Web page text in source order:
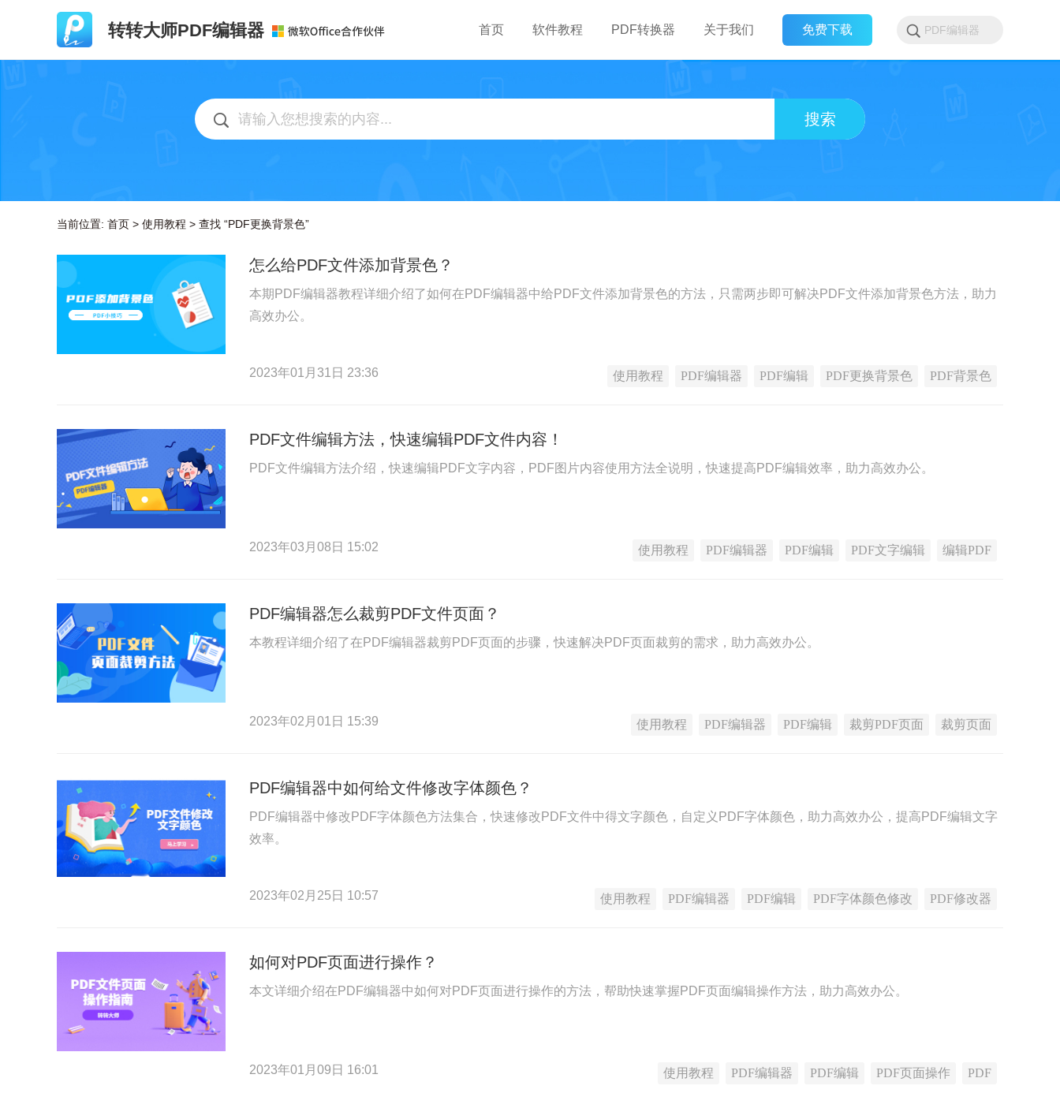
转转大师PDF编辑器 首页 软件教程 PDF转换器 关于我们 免费下载
搜索
当前位置: 首页 > 使用教程 > 查找 “PDF更换背景色”
怎么给PDF文件添加背景色？
本期PDF编辑器教程详细介绍了如何在PDF编辑器中给PDF文件添加背景色的方法，只需两步即可解决PDF文件添加背景色方法，助力
高效办公。
2023年01月31日 23:36 使用教程 PDF编辑器 PDF编辑 PDF更换背景色 PDF背景色
PDF文件编辑方法，快速编辑PDF文件内容！
PDF文件编辑方法介绍，快速编辑PDF文字内容，PDF图片内容使用方法全说明，快速提高PDF编辑效率，助力高效办公。
2023年03月08日 15:02 使用教程 PDF编辑器 PDF编辑 PDF文字编辑 编辑PDF
PDF编辑器怎么裁剪PDF文件页面？
本教程详细介绍了在PDF编辑器裁剪PDF页面的步骤，快速解决PDF页面裁剪的需求，助力高效办公。
2023年02月01日 15:39 使用教程 PDF编辑器 PDF编辑 裁剪PDF页面 裁剪页面
PDF编辑器中如何给文件修改字体颜色？
PDF编辑器中修改PDF字体颜色方法集合，快速修改PDF文件中得文字颜色，自定义PDF字体颜色，助力高效办公，提高PDF编辑文字
效率。
2023年02月25日 10:57 使用教程 PDF编辑器 PDF编辑 PDF字体颜色修改 PDF修改器
如何对PDF页面进行操作？
本文详细介绍在PDF编辑器中如何对PDF页面进行操作的方法，帮助快速掌握PDF页面编辑操作方法，助力高效办公。
2023年01月09日 16:01 使用教程 PDF编辑器 PDF编辑 PDF页面操作 PDF